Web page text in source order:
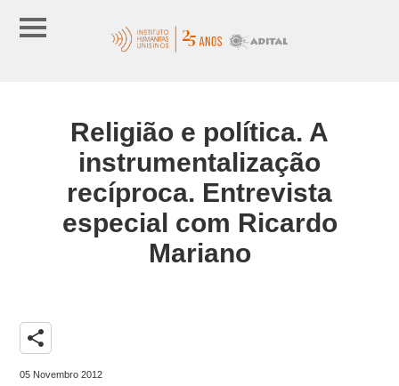
Religião e política. A
instrumentalização
recíproca. Entrevista
especial com Ricardo
Mariano
share
05 Novembro 2012